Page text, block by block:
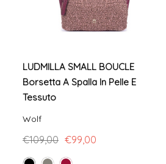
LUDMILLA SMALL BOUCLE
Borsetta A Spalla In Pelle E
Tessuto
Wolf
€109,00 €99,00